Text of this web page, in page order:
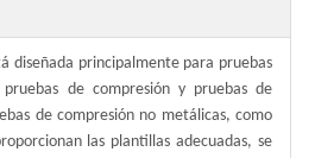
diseñada principalmente para pruebas
de compresión y pruebas de
de compresión no metálicas, como
las plantillas adecuadas, se